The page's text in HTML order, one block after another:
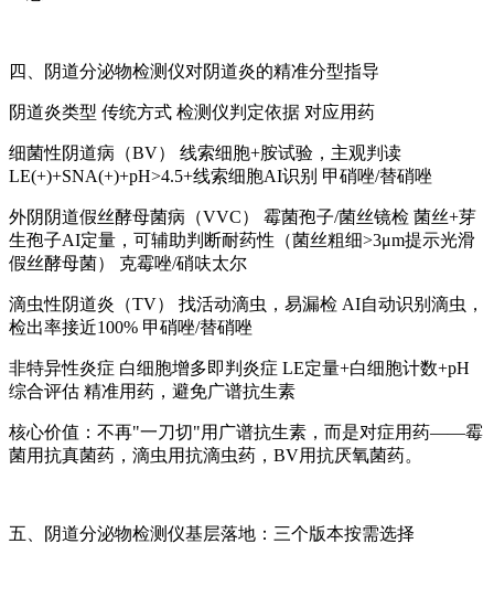
四、 阴道分泌物检测仪对阴道炎的精准分型指导
阴道炎类型 传统方式 检测仪判定依据 对应用药
细菌性阴道病（BV） 线索细胞+胺试验，主观判读
LE(+)+SNA(+)+pH>4.5+线索细胞AI识别 甲硝唑/替硝唑
外阴阴道假丝酵母菌病（VVC） 霉菌孢子/菌丝镜检 菌丝+芽
生孢子AI定量，可辅助判断耐药性（菌丝粗细>3μm提示光滑
假丝酵母菌） 克霉唑/硝呋太尔
滴虫性阴道炎（TV） 找活动滴虫，易漏检 AI自动识别滴虫，
检出率接近100% 甲硝唑/替硝唑
非特异性炎症 白细胞增多即判炎症 LE定量+白细胞计数+pH
综合评估 精准用药，避免广谱抗生素
核心价值：不再"一刀切"用广谱抗生素，而是对症用药——霉
菌用抗真菌药，滴虫用抗滴虫药，BV用抗厌氧菌药。
五、 阴道分泌物检测仪基层落地：三个版本按需选择